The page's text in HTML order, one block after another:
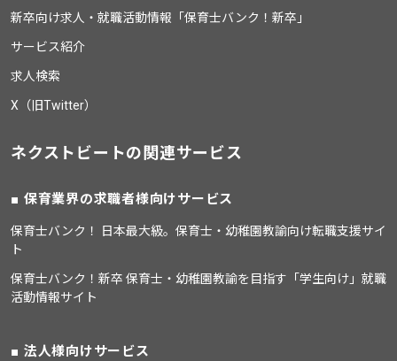
新卒向け求人・就職活動情報「保育士バンク！新卒」
サービス紹介
求人検索
X（旧Twitter）
ネクストビートの関連サービス
保育業界の求職者様向けサービス
保育士バンク！ 日本最大級。保育士・幼稚園教諭向け転職支援サイ
ト
保育士バンク！新卒 保育士・幼稚園教諭を目指す「学生向け」就職
活動情報サイト
法人様向けサービス